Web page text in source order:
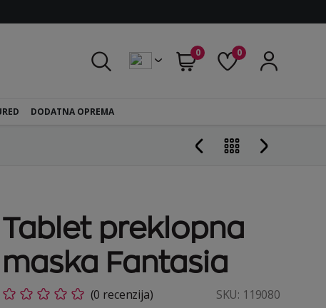
0 0
DODATNA OPREMA
Tablet preklopna
maska Fantasia
(0 recenzija) SKU: 119080